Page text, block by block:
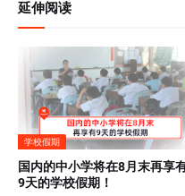
延伸阅读
学校假期
国内的中小学将在8月末再享
9天的学校假期！